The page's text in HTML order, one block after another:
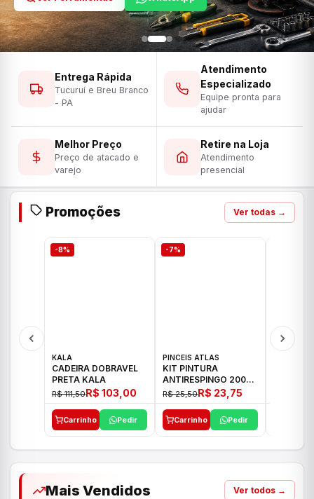
Entrega Rápida
Tucuruí e Breu Branco
- PA
Atendimento
Especializado
Equipe pronta para
ajudar
Melhor Preço
Preço de atacado e
varejo
Retire na Loja
Atendimento
presencial
Promoções Ver todas →
-8%
KALA
CADEIRA DOBRAVEL
PRETA KALA
R$ 111,50R$ 103,00
Carrinho Pedir
-7%
PINCEIS ATLAS
KIT PINTURA
ANTIRESPINGO 2003
ATLAS 03 PCS
R$ 25,50R$ 23,75
Carrinho Pedir
Mais Vendidos Ver todos →